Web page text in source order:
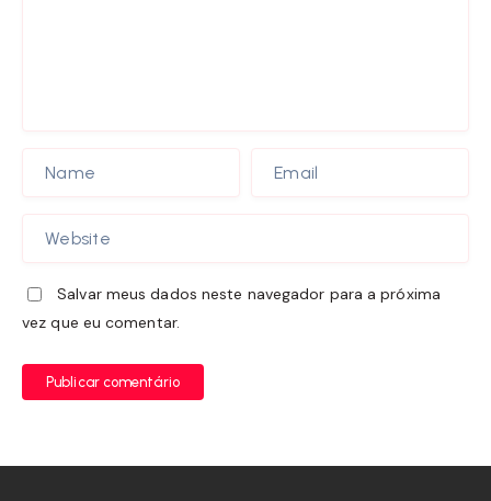
Salvar meus dados neste navegador para a próxima
vez que eu comentar.
Publicar comentário